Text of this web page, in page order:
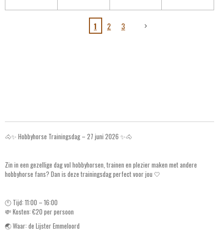
1 2 3
🐴✨ Hobbyhorse Trainingsdag – 27 juni 2026 ✨🐴
Zin in een gezellige dag vol hobbyhorsen, trainen en plezier maken met andere
hobbyhorse fans? Dan is deze trainingsdag perfect voor jou 🤍
🕚 Tijd: 11:00 – 16:00
💸 Kosten: €20 per persoon
🌏 Waar: de Lijster Emmeloord